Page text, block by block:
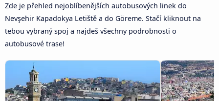
Zde je přehled nejoblíbenějších autobusových linek do
Nevşehir Kapadokya Letiště a do Göreme. Stačí kliknout na
tebou vybraný spoj a najdeš všechny podrobnosti o
autobusové trase!